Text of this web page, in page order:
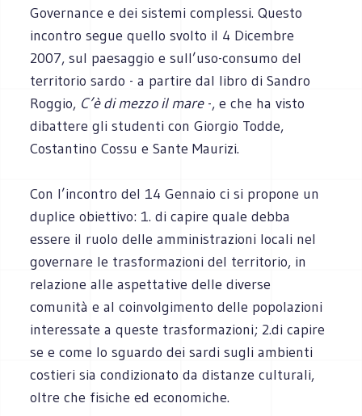
Governance e dei sistemi complessi. Questo
incontro segue quello svolto il 4 Dicembre
2007, sul paesaggio e sull’uso-consumo del
territorio sardo - a partire dal libro di Sandro
Roggio, C’è di mezzo il mare-, e che ha visto
dibattere gli studenti con Giorgio Todde,
Costantino Cossu e Sante Maurizi.
Con l’incontro del 14 Gennaio ci si propone un
duplice obiettivo: 1. di capire quale debba
essere il ruolo delle amministrazioni locali nel
governare le trasformazioni del territorio, in
relazione alle aspettative delle diverse
comunità e al coinvolgimento delle popolazioni
interessate a queste trasformazioni; 2.di capire
se e come lo sguardo dei sardi sugli ambienti
costieri sia condizionato da distanze culturali,
oltre che fisiche ed economiche.